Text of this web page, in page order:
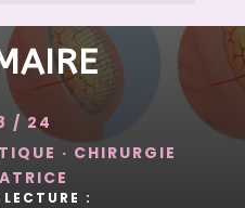
/ 24
· CHIRURGIE
: